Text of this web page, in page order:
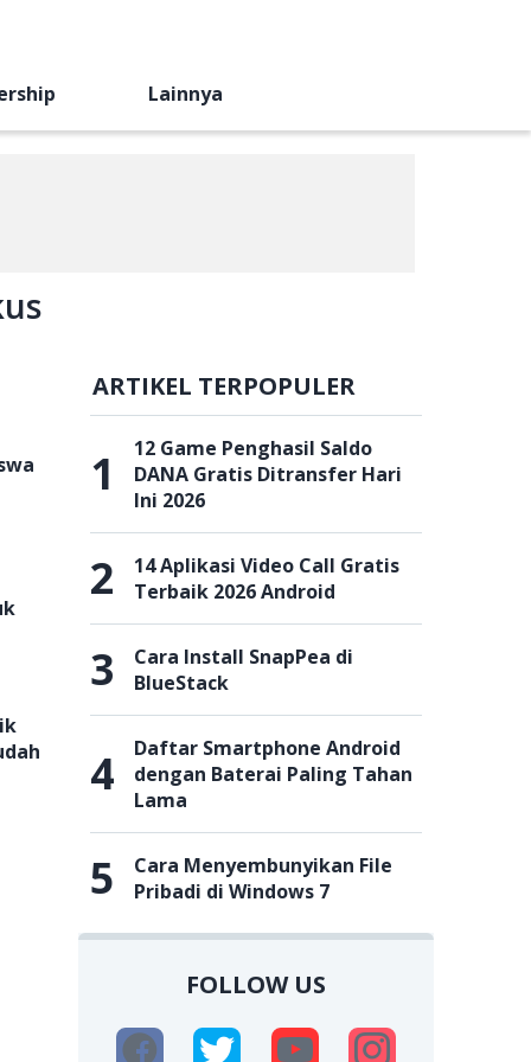
Lainnya
ARTIKEL TERPOPULER
1
12 Game Penghasil Saldo
DANA Gratis Ditransfer Hari
Ini 2026
2
14 Aplikasi Video Call Gratis
Terbaik 2026 Android
3
Cara Install SnapPea di
BlueStack
4
Daftar Smartphone Android
dengan Baterai Paling Tahan
Lama
5
Cara Menyembunyikan File
Pribadi di Windows 7
FOLLOW US